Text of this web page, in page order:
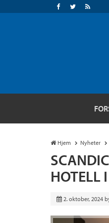
Hjem Nyheter
HOTELL
2. oktober, 2024